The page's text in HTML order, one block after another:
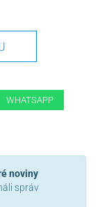
WHATSAPP
noviny
správ